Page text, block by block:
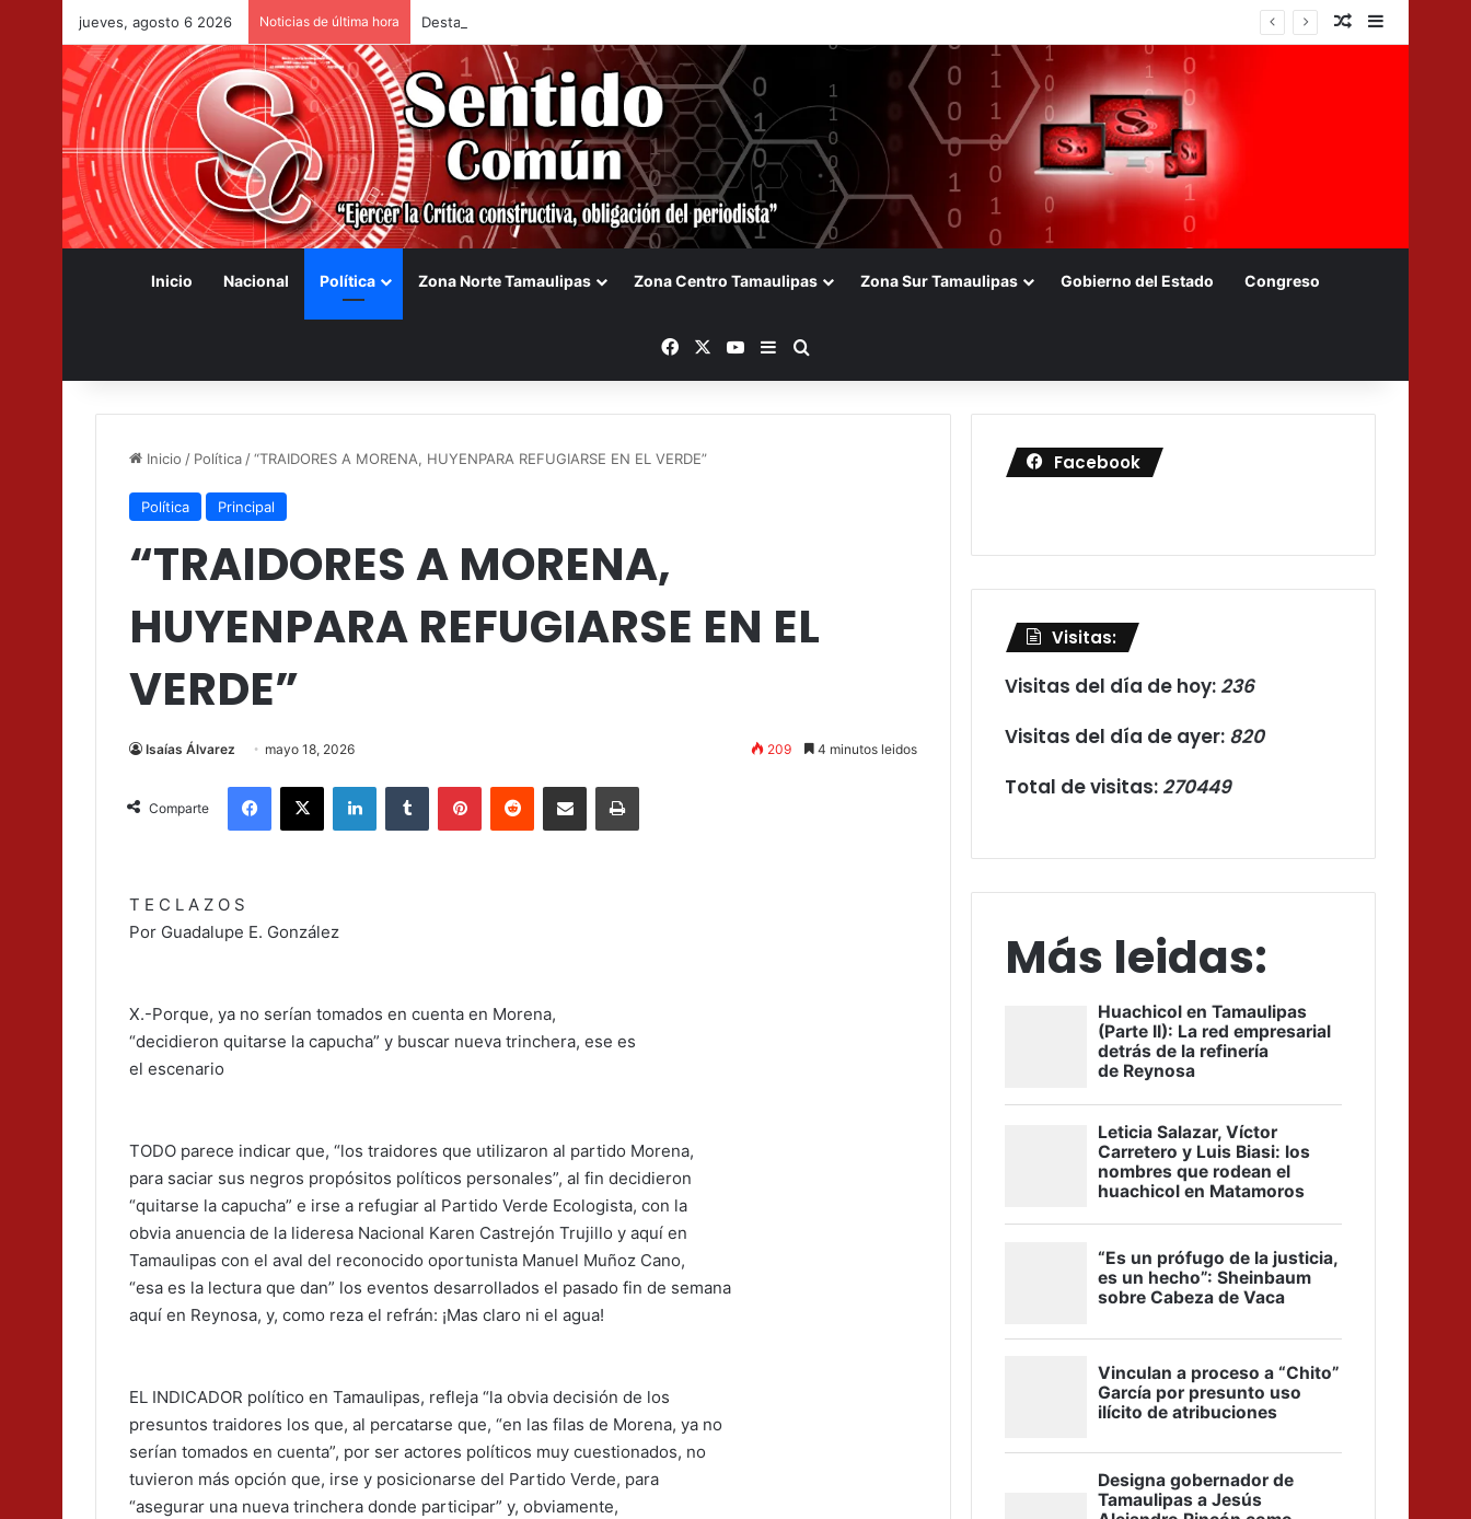
jueves, agosto 6 2026 Noticias de última hora Destaca Olga Sosa innovación en el campo durante la presentación de Forward Farming de Bayer en México Nota aleatoria
Barra
Inicio Nacional Política Zona Norte Tamaulipas Zona Centro Tamaulipas Zona Sur Tamaulipas Gobierno del Estado Congreso
FacebookYouTubeBarra lateral
Inicio / Política /“TRAIDORES A MORENA, HUYENPARA REFUGIARSE EN EL VERDE”
Política Principal
“TRAIDORES A MORENA,
HUYENPARA REFUGIARSE EN EL
VERDE”
Isaías Álvarez mayo 18, 2026 209 4 minutos leidos
Comparte
Facebook
X LinkedInTumblr PinterestReddit Compartir vía email Imprimir
T E C L A Z O S
Por Guadalupe E. González
X.-Porque, ya no serían tomados en cuenta en Morena,
“decidieron quitarse la capucha” y buscar nueva trinchera, ese es
el escenario
TODO parece indicar que, “los traidores que utilizaron al partido Morena,
para saciar sus negros propósitos políticos personales”, al fin decidieron
“quitarse la capucha” e irse a refugiar al Partido Verde Ecologista, con la
obvia anuencia de la lideresa Nacional Karen Castrejón Trujillo y aquí en
Tamaulipas con el aval del reconocido oportunista Manuel Muñoz Cano,
“esa es la lectura que dan” los eventos desarrollados el pasado fin de semana
aquí en Reynosa, y, como reza el refrán: ¡Mas claro ni el agua!
EL INDICADOR político en Tamaulipas, refleja “la obvia decisión de los
presuntos traidores los que, al percatarse que, “en las filas de Morena, ya no
serían tomados en cuenta”, por ser actores políticos muy cuestionados, no
tuvieron más opción que, irse y posicionarse del Partido Verde, para
“asegurar una nueva trinchera donde participar” y, obviamente,
Facebook
Visitas:
Visitas del día de hoy: 236
Visitas del día de ayer: 820
Total de visitas: 270449
Más leidas: